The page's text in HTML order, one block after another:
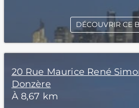
DÉCOUVRIR CE
20 Rue Maurice René
Donzère
À 8,67 km